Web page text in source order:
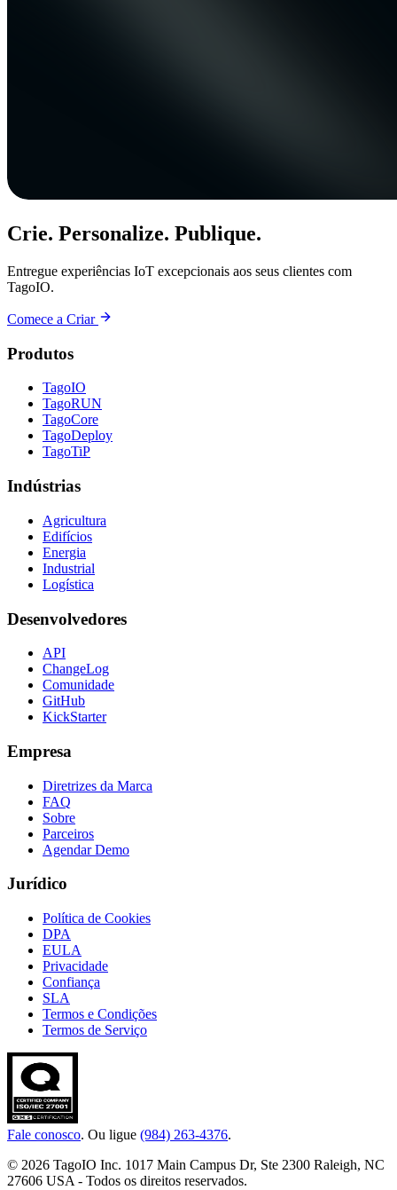
Crie. Personalize. Publique.
Entregue experiências IoT excepcionais aos seus clientes com
TagoIO.
Comece a Criar
Produtos
TagoIO
TagoRUN
TagoCore
TagoDeploy
TagoTiP
Indústrias
Agricultura
Edifícios
Energia
Industrial
Logística
Desenvolvedores
API
ChangeLog
Comunidade
GitHub
KickStarter
Empresa
Diretrizes da Marca
FAQ
Sobre
Parceiros
Agendar Demo
Jurídico
Política de Cookies
DPA
EULA
Privacidade
Confiança
SLA
Termos e Condições
Termos de Serviço
Fale conosco. Ou ligue (984) 263-4376.
© 2026 TagoIO Inc. 1017 Main Campus Dr, Ste 2300 Raleigh, NC
27606 USA - Todos os direitos reservados.